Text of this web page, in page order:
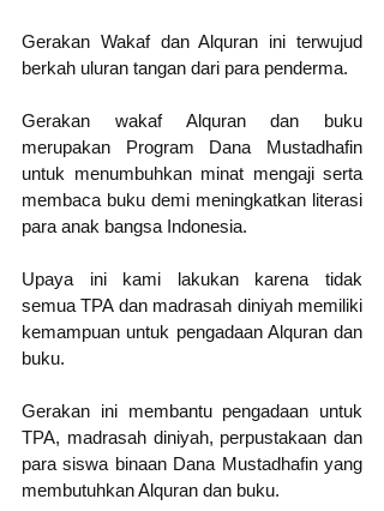
Gerakan Wakaf dan Alquran ini terwujud
berkah uluran tangan dari para penderma.
Gerakan wakaf Alquran dan buku
merupakan Program Dana Mustadhafin
untuk menumbuhkan minat mengaji serta
membaca buku demi meningkatkan literasi
para anak bangsa Indonesia.
Upaya ini kami lakukan karena tidak
semua TPA dan madrasah diniyah memiliki
kemampuan untuk pengadaan Alquran dan
buku.
Gerakan ini membantu pengadaan untuk
TPA, madrasah diniyah, perpustakaan dan
para siswa binaan Dana Mustadhafin yang
membutuhkan Alquran dan buku.